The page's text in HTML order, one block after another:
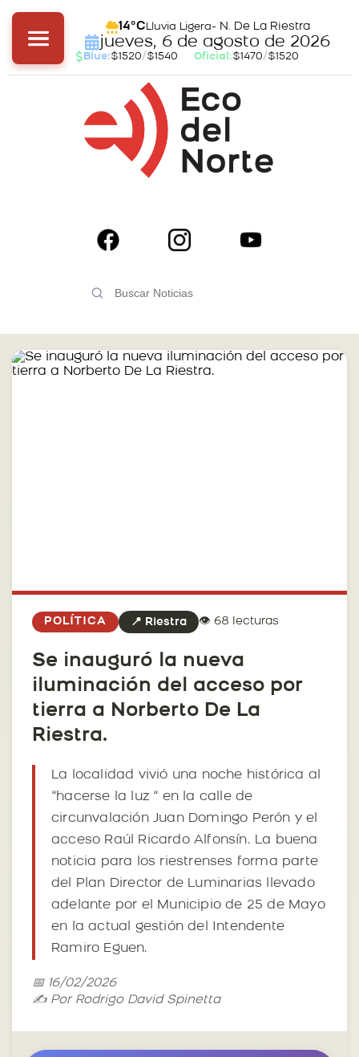
14°C Lluvia Ligera- N. De La Riestra
jueves, 6 de agosto de 2026
Blue:$1520/$1540 Oficial:$1470/$1520
POLÍTICA 📍 Riestra 👁️ 68 lecturas
Se inauguró la nueva
iluminación del acceso por
tierra a Norberto De La
Riestra.
La localidad vivió una noche histórica al
“hacerse la luz “ en la calle de
circunvalación Juan Domingo Perón y el
acceso Raúl Ricardo Alfonsín. La buena
noticia para los riestrenses forma parte
del Plan Director de Luminarias llevado
adelante por el Municipio de 25 de Mayo
en la actual gestión del Intendente
Ramiro Eguen.
📅 16/02/2026
✍️ Por Rodrigo David Spinetta